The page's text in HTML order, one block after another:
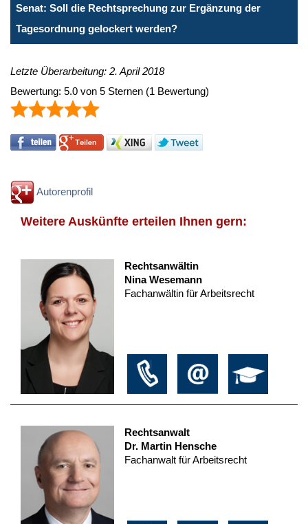
Senat: Soll die Rechtsprechung zur Ergänzung der
Tagesordnung gelockert werden?
Letzte Überarbeitung: 2. April 2018
Bewertung: 5.0 von 5 Sternen (1 Bewertung)
Autorenprofil
Weitere Auskünfte erteilen Ihnen gern:
Rechtsanwältin
Nina Wesemann
Fachanwältin für Arbeitsrecht
Rechtsanwalt
Dr. Martin Hensche
Fachanwalt für Arbeitsrecht